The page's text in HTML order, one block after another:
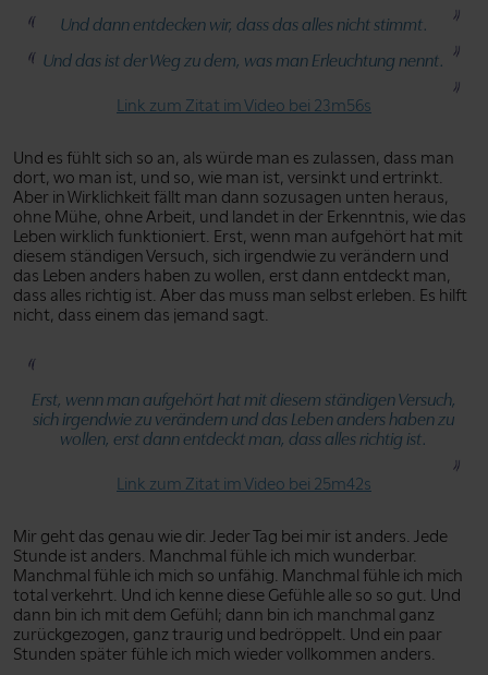
Und dann entdecken wir, dass das alles nicht stimmt.
Und das ist der Weg zu dem, was man Erleuchtung nennt.
Link zum Zitat im Video bei 23m56s
Und es fühlt sich so an, als würde man es zulassen, dass man
dort, wo man ist, und so, wie man ist, versinkt und ertrinkt.
Aber in Wirklichkeit fällt man dann sozusagen unten heraus,
ohne Mühe, ohne Arbeit, und landet in der Erkenntnis, wie das
Leben wirklich funktioniert. Erst, wenn man aufgehört hat mit
diesem ständigen Versuch, sich irgendwie zu verändern und
das Leben anders haben zu wollen, erst dann entdeckt man,
dass alles richtig ist. Aber das muss man selbst erleben. Es hilft
nicht, dass einem das jemand sagt.
Erst, wenn man aufgehört hat mit diesem ständigen Versuch,
sich irgendwie zu verändern und das Leben anders haben zu
wollen, erst dann entdeckt man, dass alles richtig ist.
Link zum Zitat im Video bei 25m42s
Mir geht das genau wie dir. Jeder Tag bei mir ist anders. Jede
Stunde ist anders. Manchmal fühle ich mich wunderbar.
Manchmal fühle ich mich so unfähig. Manchmal fühle ich mich
total verkehrt. Und ich kenne diese Gefühle alle so so gut. Und
dann bin ich mit dem Gefühl; dann bin ich manchmal ganz
zurückgezogen, ganz traurig und bedröppelt. Und ein paar
Stunden später fühle ich mich wieder vollkommen anders.